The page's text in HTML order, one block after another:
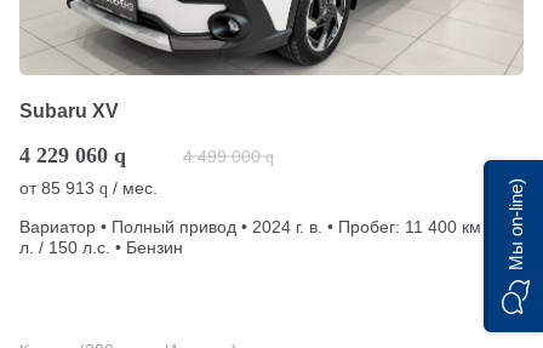
Subaru XV
4 229 060 q 4 499 000 q
от85 913 q / мес.
Вариатор • Полный привод • 2024 г. в. • Пробег: 11 400 км • 2
л. / 150 л.с. • Бензин
Мы on-line)